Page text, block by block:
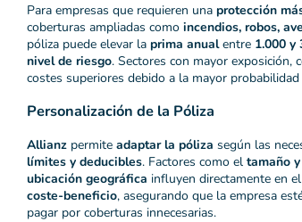
Para empresas que requieren una protección
coberturas ampliadas como incendios, robos,
póliza puede elevar la prima anualentre 1.000 y
nivel de riesgo. Sectores con mayor exposición,
costes superiores debido a la mayor
Personalización de la Póliza
Allianz permite adaptar la póliza según las
límites y deducibles. Factores como el tamaño
ubicación geográfica influyen directamente en
coste-beneficio, asegurando que la empresa
pagar por coberturas innecesarias.